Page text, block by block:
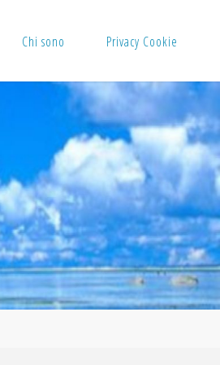
Chi sono Privacy Cookie